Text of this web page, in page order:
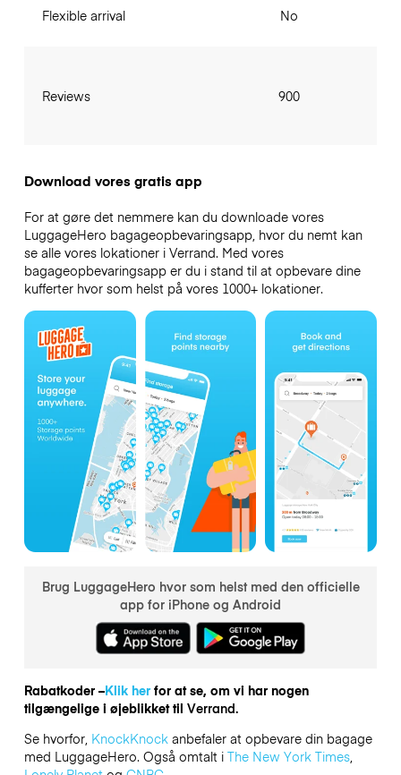
Flexible arrival
Reviews
No
900
Download vores gratis app
For at gøre det nemmere kan du downloade vores
LuggageHero bagageopbevaringsapp, hvor du nemt kan
se alle vores lokationer i Verrand. Med vores
bagageopbevaringsapp er du i stand til at opbevare dine
kufferter hvor som helst på vores 1000+ lokationer.
Brug LuggageHero hvor som helst med den officielle
app for iPhone og Android
Rabatkoder –Klik herfor at se, om vi har nogen
tilgængelige i øjeblikket til Verrand.
Se hvorfor, KnockKnockanbefaler at opbevare din bagage
med LuggageHero. Også omtalt i The New York Times,